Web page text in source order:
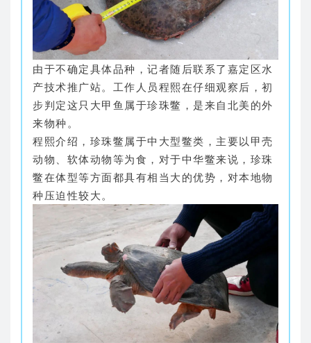
由于不确定具体品种，记者随后联系了嘉定区水
产技术推广站。工作人员程熙在仔细观察后，初
步判定这只大甲鱼属于珍珠鳖，是来自北美的外
来物种。
程熙介绍，珍珠鳖属于中大型鳖类，主要以甲壳
动物、软体动物等为食，对于中华鳖来说，珍珠
鳖在体型等方面都具有相当大的优势，对本地物
种压迫性较大。